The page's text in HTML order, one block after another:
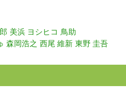
美浜 ヨシヒコ 鳥助
森岡浩之 西尾 維新 東野 圭吾